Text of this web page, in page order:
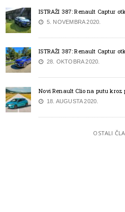
ISTRAŽI 387: Renault Captur
5. NOVEMBRA 2020.
ISTRAŽI 387: Renault Captur
28. OKTOBRA 2020.
Novi Renault Clio na putu kroz
18. AUGUSTA 2020.
OSTALI